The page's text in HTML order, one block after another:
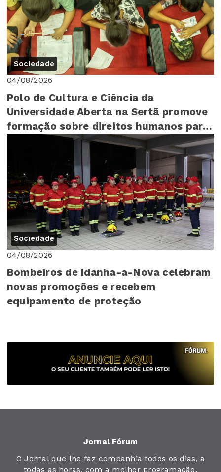
Sociedade
04/08/2026
Polo de Cultura e Ciência da
Universidade Aberta na Sertã promove
formação sobre direitos humanos para
mais de 140 cr...
Sociedade
04/08/2026
Bombeiros de Idanha-a-Nova celebram
novas promoções e recebem
equipamento de proteção
Jornal Fórum
O Jornal que lhe faz companhia todos os dias, a
todas as horas, com a melhor programação.